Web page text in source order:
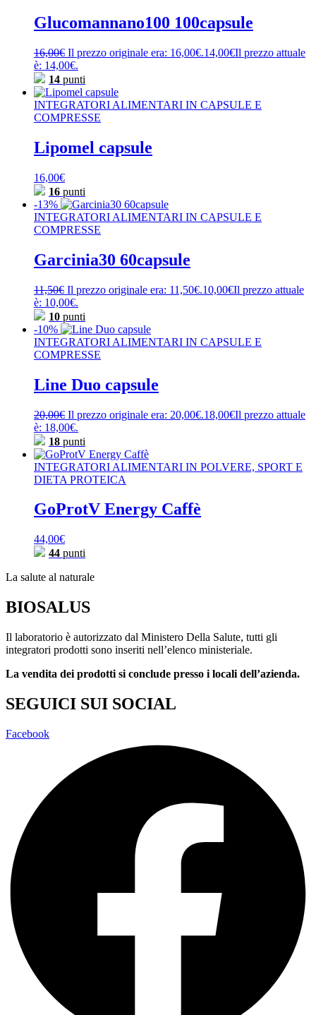
Glucomannano100 100capsule
16,00€ Il prezzo originale era: 16,00€.14,00€Il prezzo attuale
è: 14,00€.
14 punti
INTEGRATORI ALIMENTARI IN CAPSULE E
COMPRESSE
Lipomel capsule
16,00€
16 punti
-13%
INTEGRATORI ALIMENTARI IN CAPSULE E
COMPRESSE
Garcinia30 60capsule
11,50€ Il prezzo originale era: 11,50€.10,00€Il prezzo attuale
è: 10,00€.
10 punti
-10%
INTEGRATORI ALIMENTARI IN CAPSULE E
COMPRESSE
Line Duo capsule
20,00€ Il prezzo originale era: 20,00€.18,00€Il prezzo attuale
è: 18,00€.
18 punti
INTEGRATORI ALIMENTARI IN POLVERE, SPORT E
DIETA PROTEICA
GoProtV Energy Caffè
44,00€
44 punti
La salute al naturale
BIOSALUS
Il laboratorio è autorizzato dal Ministero Della Salute, tutti gli
integratori prodotti sono inseriti nell’elenco ministeriale.
La vendita dei prodotti si conclude presso i locali dell’azienda.
SEGUICI SUI SOCIAL
Facebook